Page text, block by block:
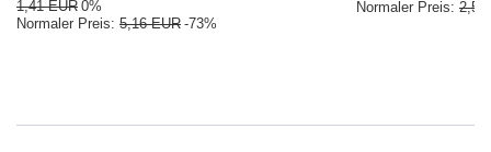
1,41 EUR 0%
Normaler Preis: 5,16 EUR -73%
Normaler Preis: 2,58